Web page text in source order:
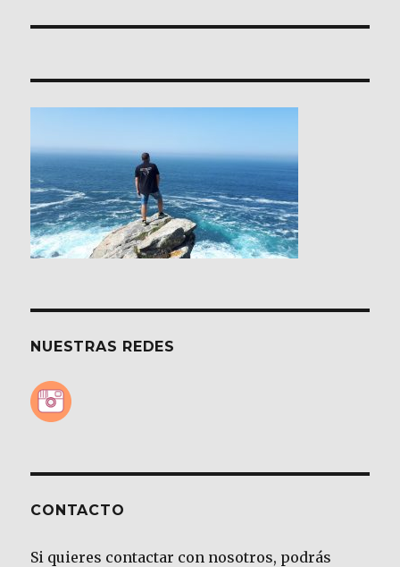
NUESTRAS REDES
CONTACTO
Si quieres contactar con nosotros, podrás